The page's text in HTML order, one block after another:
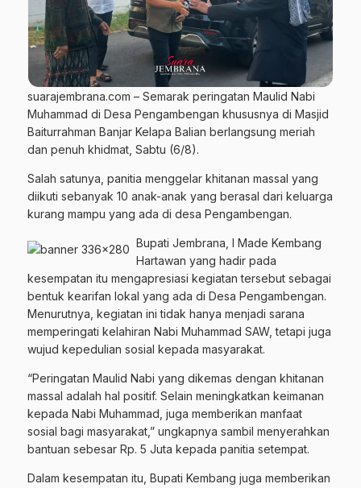
suarajembrana.com – Semarak peringatan Maulid Nabi
Muhammad di Desa Pengambengan khususnya di Masjid
Baiturrahman Banjar Kelapa Balian berlangsung meriah
dan penuh khidmat, Sabtu (6/8).
Salah satunya, panitia menggelar khitanan massal yang
diikuti sebanyak 10 anak-anak yang berasal dari keluarga
kurang mampu yang ada di desa Pengambengan.
Bupati Jembrana, I Made Kembang
Hartawan yang hadir pada
kesempatan itu mengapresiasi kegiatan tersebut sebagai
bentuk kearifan lokal yang ada di Desa Pengambengan.
Menurutnya, kegiatan ini tidak hanya menjadi sarana
memperingati kelahiran Nabi Muhammad SAW, tetapi juga
wujud kepedulian sosial kepada masyarakat.
“Peringatan Maulid Nabi yang dikemas dengan khitanan
massal adalah hal positif. Selain meningkatkan keimanan
kepada Nabi Muhammad, juga memberikan manfaat
sosial bagi masyarakat,” ungkapnya sambil menyerahkan
bantuan sebesar Rp. 5 Juta kepada panitia setempat.
Dalam kesempatan itu, Bupati Kembang juga memberikan